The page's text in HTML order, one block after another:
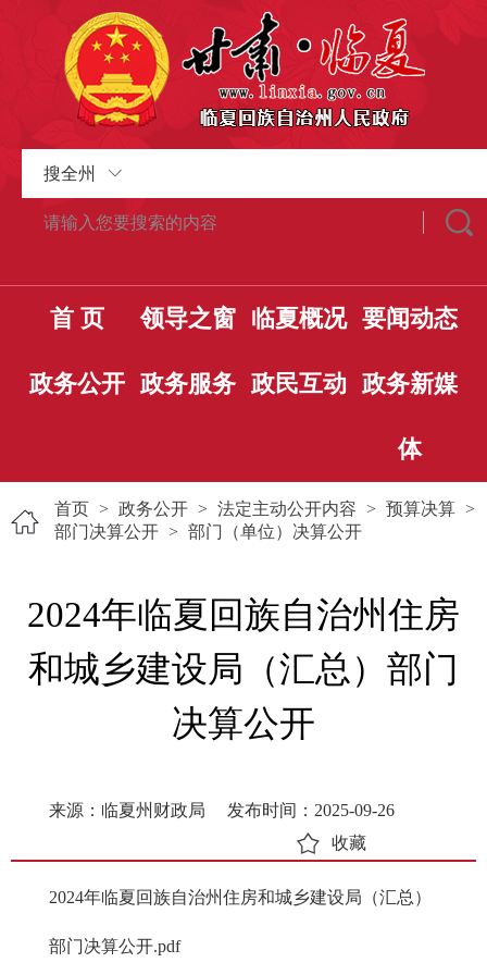
搜全州
首 页 领导之窗 临夏概况 要闻动态
政务公开 政务服务 政民互动 政务新媒
体
首页 > 政务公开 > 法定主动公开内容 > 预算决算 >
部门决算公开 > 部门（单位）决算公开
2024年临夏回族自治州住房
和城乡建设局（汇总）部门
决算公开
来源：临夏州财政局
发布时间：2025-09-26
收藏
2024年临夏回族自治州住房和城乡建设局（汇总）
部门决算公开.pdf